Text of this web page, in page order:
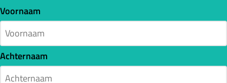
Voornaam
Achternaam